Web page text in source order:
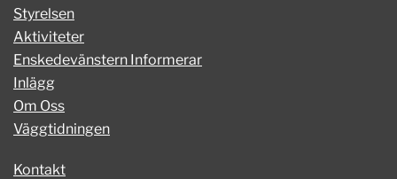
Styrelsen
Aktiviteter
Enskedevänstern Informerar
Inlägg
Om Oss
Väggtidningen
Kontakt